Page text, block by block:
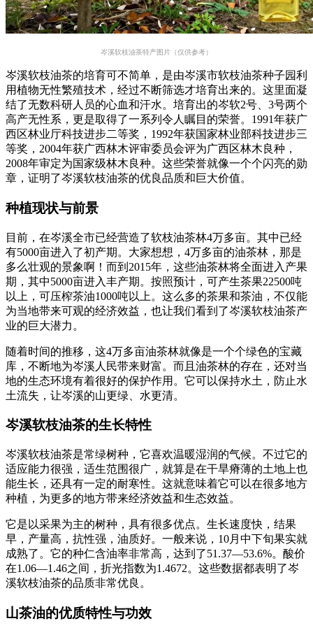
岑溪软枝油茶特产图片（仅供参考）
岑溪软枝油茶的培育可不简单，是由岑溪市软枝油茶种子园利
用植物无性繁殖技术，经过不断筛选才培育出来的。这里面凝
结了无数科研人员的心血和汗水。培育出的岑软2号、3号两个
高产无性系，更是取得了一系列令人瞩目的荣誉。1991年获广
西区林业厅科技进步二等奖，1992年获国家林业部科技进步三
等奖，2004年获广西林木评审委员会评为广西区林木良种，
2008年审定为国家级林木良种。这些荣誉就像一个个闪亮的勋
章，证明了岑溪软枝油茶的优良品质和巨大价值。
种植现状与前景
目前，在岑溪全市已经营造了软枝油茶林4万多亩。其中已经
有5000亩进入了初产期。大家想想，4万多亩的油茶林，那是
多么壮观的景象啊！而到2015年，这些油茶林将全面进入产果
期，其中5000亩进入丰产期。按照预计，可产生茶果22500吨
以上，可压榨茶油1000吨以上。这么多的茶果和茶油，不仅能
为当地带来可观的经济效益，也让我们看到了岑溪软枝油茶产
业的巨大潜力。
随着时间的推移，这4万多亩油茶林就像是一个个绿色的宝藏
库，不断地为岑溪人民带来财富。而且油茶林的存在，还对当
地的生态环境有着很好的保护作用。它可以保持水土，防止水
土流失，让岑溪的山更绿、水更清。
岑溪软枝油茶的生长特性
岑溪软枝油茶是常绿树种，它喜欢温暖湿润的气候。不过它的
适应能力很强，适生范围很广，就算是在干旱瘠薄的土地上也
能生长，还具有一定的耐寒性。这就意味着它可以在很多地方
种植，为更多的地方带来经济效益和生态效益。
它是以采果为主的树种，具有很多优点。生长速度快，结果
早，产量高，抗性强，油质好。一般来说，10月中下旬果实就
成熟了。它的种仁含油率非常高，达到了51.37—53.6%。酸价
在1.06—1.46之间，折光指数为1.4672。这些数据都表明了岑
溪软枝油茶的品质非常优良。
山茶油的优质特性与功效